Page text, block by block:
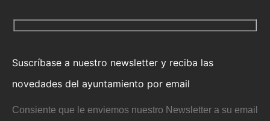
Suscríbase a nuestro newsletter y reciba las
novedades del ayuntamiento por email
Consiente que le enviemos nuestro Newsletter a su email